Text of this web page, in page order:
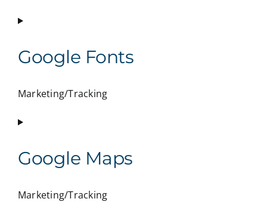
Consent
service
google-
Google Fonts
Marketing/Tracking
Consent
service
google-
Google Maps
Marketing/Tracking